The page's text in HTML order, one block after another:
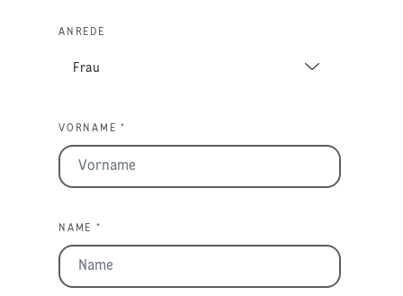
ANREDE
VORNAME *
NAME *